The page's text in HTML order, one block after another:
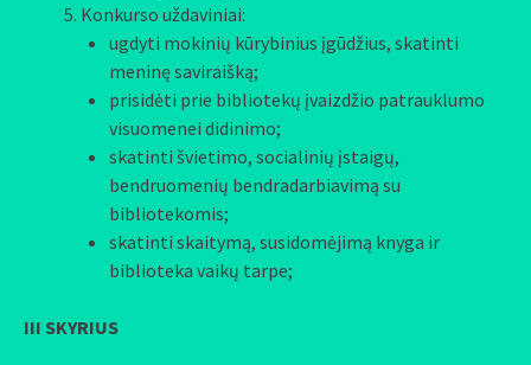
Konkurso uždaviniai:
ugdyti mokinių kūrybinius įgūdžius, skatinti
meninę saviraišką;
prisidėti prie bibliotekų įvaizdžio patrauklumo
visuomenei didinimo;
skatinti švietimo, socialinių įstaigų,
bendruomenių bendradarbiavimą su
bibliotekomis;
skatinti skaitymą, susidomėjimą knyga ir
biblioteka vaikų tarpe;
III SKYRIUS